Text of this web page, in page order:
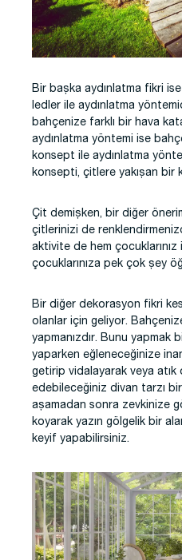
Bir başka aydınlatma fikri
ledler ile aydınlatma
bahçenize farklı bir hava
aydınlatma yöntemi ise
konsept ile aydınlatma
konsepti, çitlere yakışan bir
Çit demişken, bir diğer
çitlerinizi de
aktivite de hem
çocuklarınıza pek çok şey
Bir diğer dekorasyon fikri
olanlar için geliyor.
yapmanızdır. Bunu yapmak
yaparken eğleneceğinize
getirip vidalayarak veya atık
edebileceğiniz divan tarzı
aşamadan sonra zevkinize
koyarak yazın gölgelik bir
keyif yapabilirsiniz.